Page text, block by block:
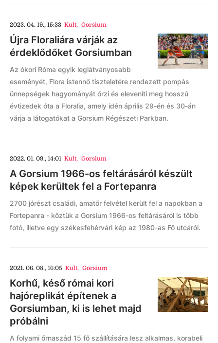
2023. 04. 19., 15:33 Kult, Gorsium
Újra Floraliára várják az
érdeklődőket Gorsiumban
Az ókori Róma egyik leglátványosabb
eseményét, Flora istennő tiszteletére rendezett pompás
ünnepségek hagyományát őrzi és eleveníti meg hosszú
évtizedek óta a Floralia, amely idén április 29-én és 30-án
várja a látogatókat a Gorsium Régészeti Parkban.
2022. 01. 09., 14:01 Kult, Gorsium
A Gorsium 1966-os feltárásáról készült
képek kerültek fel a Fortepanra
2700 jórészt családi, amatőr felvétel került fel a napokban a
Fortepanra - köztük a Gorsium 1966-os feltárásáról is több
fotó, illetve egy székesfehérvári kép az 1980-as Fő utcáról.
2021. 06. 08., 16:05 Kult, Gorsium
Korhű, késő római kori
hajóreplikát építenek a
Gorsiumban, ki is lehet majd
próbálni
A folyami őrnaszád 15 fő szállítására lesz alkalmas, korabeli